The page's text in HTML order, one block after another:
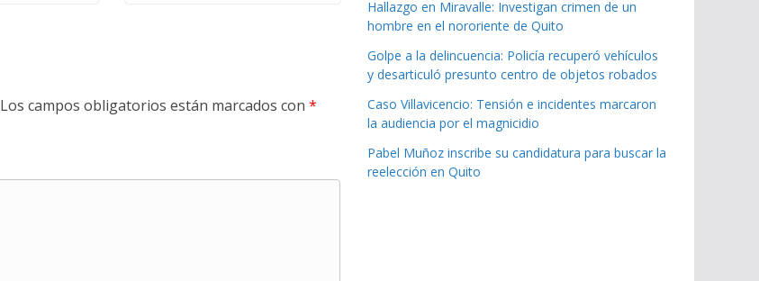
Los campos obligatorios están marcados con *
Hallazgo en Miravalle: Investigan crimen de un
hombre en el nororiente de Quito
Golpe a la delincuencia: Policía recuperó vehículos
y desarticuló presunto centro de objetos robados
Caso Villavicencio: Tensión e incidentes marcaron
la audiencia por el magnicidio
Pabel Muñoz inscribe su candidatura para buscar la
reelección en Quito